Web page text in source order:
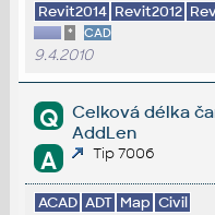
Revit2014 Revit2012
* CAD
9.4.2010
Q
Celková délka
AddLen
A Tip 7006
ACAD ADT Map Civil